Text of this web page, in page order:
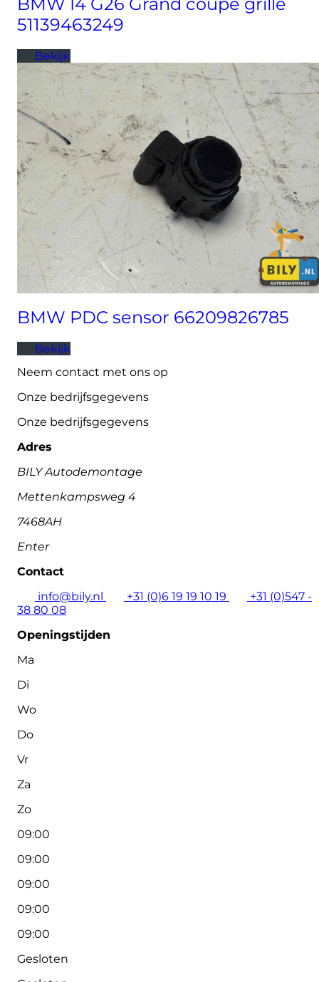
51139463249
Bekijk
BMW PDC sensor 66209826785
Bekijk
Neem contact met ons op
Onze bedrijfsgegevens
Onze bedrijfsgegevens
Adres
BILY Autodemontage
Mettenkampsweg 4
7468AH
Enter
Contact
info@bily.nl
+31 (0)6 19 19 10 19
+31 (0)547 -
38 80 08
Openingstijden
Ma
Di
Wo
Do
Vr
Za
Zo
09:00
09:00
09:00
09:00
09:00
Gesloten